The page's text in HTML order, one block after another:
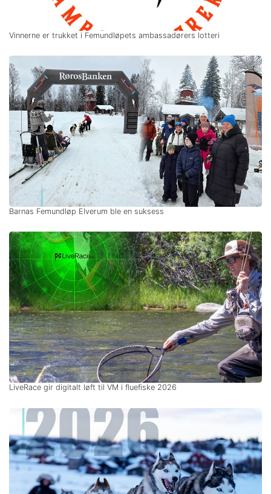
Vinnerne er trukket i Femundløpets ambassadørers lotteri
Barnas Femundløp Elverum ble en suksess
LiveRace gir digitalt løft til VM i fluefiske 2026